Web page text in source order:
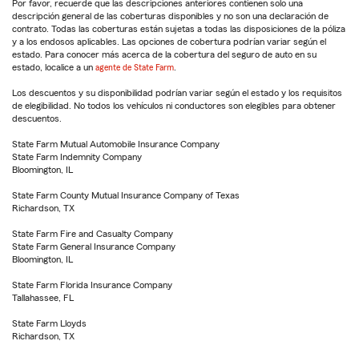
Por favor, recuerde que las descripciones anteriores contienen solo una
descripción general de las coberturas disponibles y no son una declaración de
contrato. Todas las coberturas están sujetas a todas las disposiciones de la póliza
y a los endosos aplicables. Las opciones de cobertura podrían variar según el
estado. Para conocer más acerca de la cobertura del seguro de auto en su
estado, localice a un agente de State Farm
Los descuentos y su disponibilidad podrían variar según el estado y los requisitos
de elegibilidad. No todos los vehículos ni conductores son elegibles para obtener
descuentos.
State Farm Mutual Automobile Insurance Company
State Farm Indemnity Company
Bloomington, IL
State Farm County Mutual Insurance Company of Texas
Richardson, TX
State Farm Fire and Casualty Company
State Farm General Insurance Company
Bloomington, IL
State Farm Florida Insurance Company
Tallahassee, FL
State Farm Lloyds
Richardson, TX